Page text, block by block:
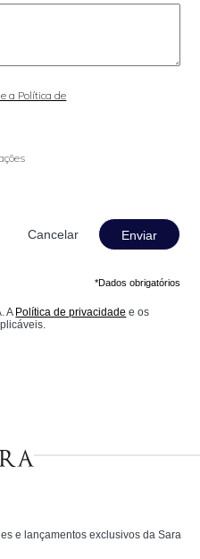
a Política de
Enviar
*Dados obrigatórios
A Política de privacidade e os
e lançamentos exclusivos da Sara